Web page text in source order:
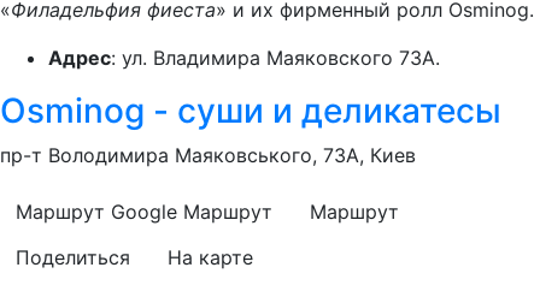
«Филадельфия фиеста» и их фирменный ролл Osminog.
Адрес: ул. Владимира Маяковского 73А.
Osminog - суши и деликатесы
пр-т Володимира Маяковського, 73А, Киев
Маршрут Google Маршрут
Маршрут
Поделиться
На карте